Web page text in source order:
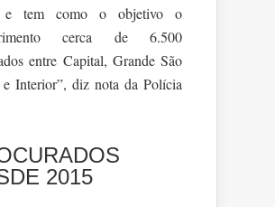
tem como o objetivo o
cerca de 6.500
entre Capital, Grande São
e Interior”, diz nota da Polícia
2015